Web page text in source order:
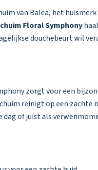
van Balea, het
Floral Symphony
douchebeurt wil
zorgt voor een
reinigt op een zachte
dag of juist als